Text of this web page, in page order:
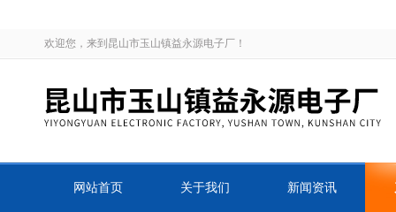
欢迎您，来到昆山市玉山镇益永源电子厂！
网站首页 关于我们 新闻资讯